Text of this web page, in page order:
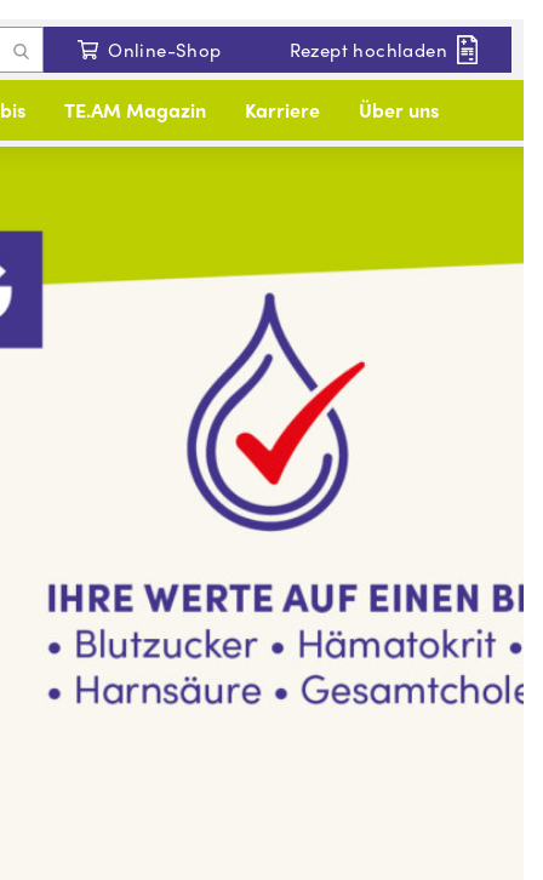
Online-Shop Rezept hochladen
TE.AM Magazin Karriere Über uns